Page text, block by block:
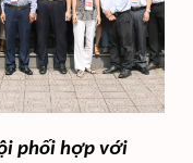
phối hợp với